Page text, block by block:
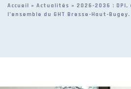
Accueil » Actualités » 2026-2036 :
l’ensemble du GHT Bresse-Haut-Bugey.